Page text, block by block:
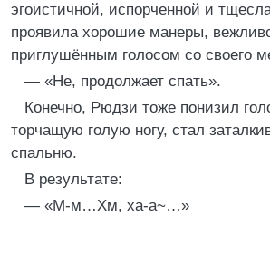
эгоистичной, испорченной и
проявила хорошие манеры,
приглушённым голосом со своего
— «Не, продолжает спать».
Конечно, Рюдзи тоже понизил
торчащую голую ногу, стал
спальню.
В результате:
— «М-м…Хм, ха-а~…»